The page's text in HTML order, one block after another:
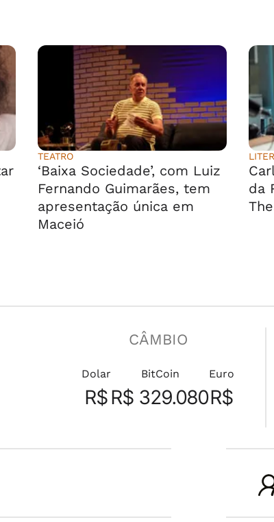
TEATRO
‘Baixa Sociedade’, com Luiz
Fernando Guimarães, tem
apresentação única em
Maceió
da
CÂMBIO
Dolar
R$
BitCoin
R$ 329.080
Euro
R$